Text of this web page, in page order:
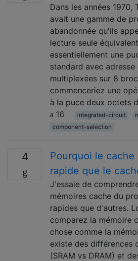
Dans les années 1970,
avait une gamme de
abandonnée qu'ils
lecture seule
essentiellement une
standard avec adresse
multiplexées sur 8
commenceriez une
à la puce deux octets
16
integrated-circuit
component-selection
4
Pourquoi le cache
rapide que le
J'essaie de
mémoires cache du
rapides que d'autres.
comparez la mémoire
chose comme la
existe des différences
(SRAM vs DRAM) et